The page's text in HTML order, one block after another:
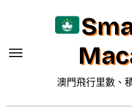
澳門飛行里數、